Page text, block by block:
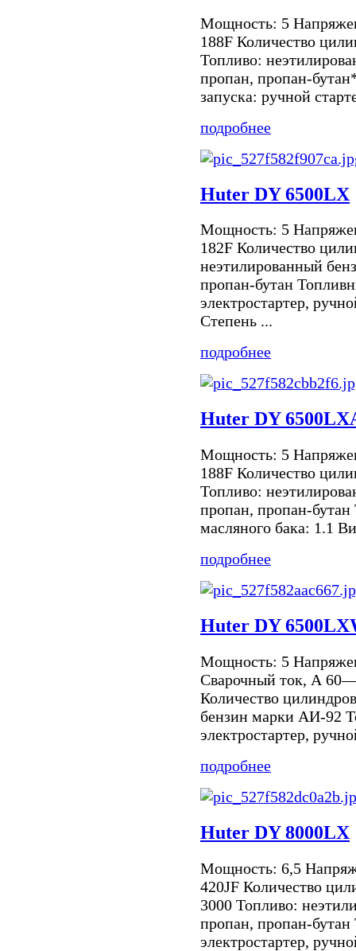
Мощность: 5
188F Количество
Топливо:
пропан, пропан-
запуска: ручной
подробнее
Huter DY 6500LX
Мощность: 5
182F Количество
неэтилированный
пропан-бутан
электростартер,
Степень ...
подробнее
Huter DY
Мощность: 5
188F Количество
Топливо:
пропан, пропан-
масляного бака: 1.1
подробнее
Huter DY
Мощность: 5
Сварочный ток, А
Количество
бензин марки АИ-92
электростартер,
подробнее
Huter DY 8000LX
Мощность: 6,5
420JF Количество
3000 Топливо:
пропан, пропан-
электростартер,